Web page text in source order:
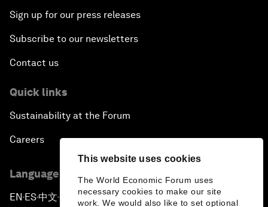
This website uses cookies
The World Economic Forum uses
necessary cookies to make our site
work. We would also like to set optional
Sign up for our press releases
Subscribe to our newsletters
Contact us
Quick links
Sustainability at the Forum
Careers
Language editions
EN ▪ ES▪中文▪ 日本語